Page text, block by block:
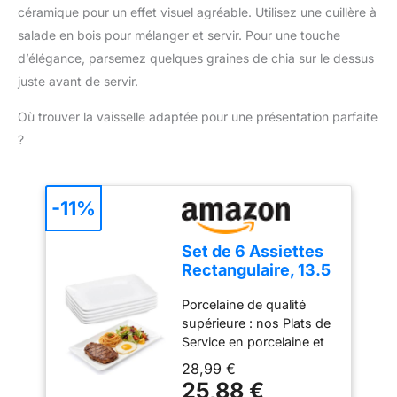
nombreux plats tels que
soupes, pâtes, salades,
ragoûts, sauces et plats
au four | Accroît les
améliorer le goût
nutritionnelle son
naturelles
minéraux. Ces flocons
ne sont pas enrichis en
vitamines artificielles. à
base de Saccharomyces
céramique pour un effet visuel agréable. Utilisez une cuillère à
salade en bois pour mélanger et servir. Pour une touche
d’élégance, parsemez quelques graines de chia sur le dessus
juste avant de servir.
Où trouver la vaisselle adaptée pour une présentation parfaite
?
Set de 6 Assiettes
Rectangulaire, 13.5
à dîner en
Porcelaine, Plats de
Service pour Fête,
Plateau en
Céramique pour
Porcelaine de qualité
supérieure : nos Plats de
Service en porcelaine et
Assiettes à dîner en
Porcelaine sont fabriqués
28,99 €
25,88 €
-11%